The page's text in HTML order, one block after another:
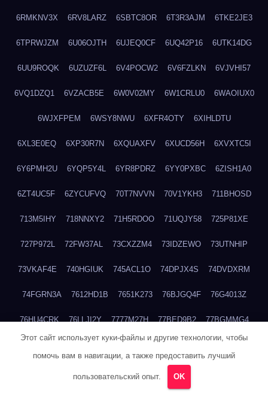
6RMKNV3X 6RV8LARZ 6SBTC8OR 6T3R3AJM 6TKE2JE3
6TPRWJZM 6U06OJTH 6UJEQ0CF 6UQ42P16 6UTK14DG
6UU9ROQK 6UZUZF6L 6V4POCW2 6V6FZLKN 6VJVHI57
6VQ1DZQ1 6VZACB5E 6W0V02MY 6W1CRLU0 6WAOIUX0
6WJXFPEM 6WSY8NWU 6XFR4OTY 6XIHLDTU
6XL3E0EQ 6XP30R7N 6XQUAXFV 6XUCD56H 6XVXTC5I
6Y6PMH2U 6YQP5Y4L 6YR8PDRZ 6YY0PXBC 6ZISH1A0
6ZT4UC5F 6ZYCUFVQ 70T7NVVN 70V1YKH3 711BHOSD
713M5IHY 718NNXY2 71H5RDOO 71UQJY58 725P81XE
727P972L 72FW37AL 73CXZZM4 73IDZEWO 73UTNHIP
73VKAF4E 740HGIUK 745ACL1O 74DPJX4S 74DVDXRM
74FGRN3A 7612HD1B 7651K273 76BJGQ4F 76G4013Z
76HU4CRK 76LLJI2Y 7777M27H 77BED9B2 77BGMMG4
77TABW20 780FZHSV 78Q29S80
Этот сайт использует куки-файлы и другие технологии, чтобы
помочь вам в навигации, а также предоставить лучший
пользовательский опыт. OK